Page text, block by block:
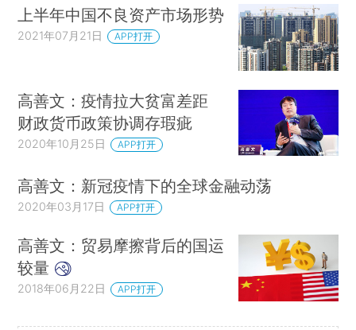
上半年中国不良资产市场形势
2021年07月21日 APP打开
高善文：疫情拉大贫富差距
财政货币政策协调存瑕疵
2020年10月25日 APP打开
高善文：新冠疫情下的全球金融动荡
2020年03月17日 APP打开
高善文：贸易摩擦背后的国运
较量
2018年06月22日 APP打开